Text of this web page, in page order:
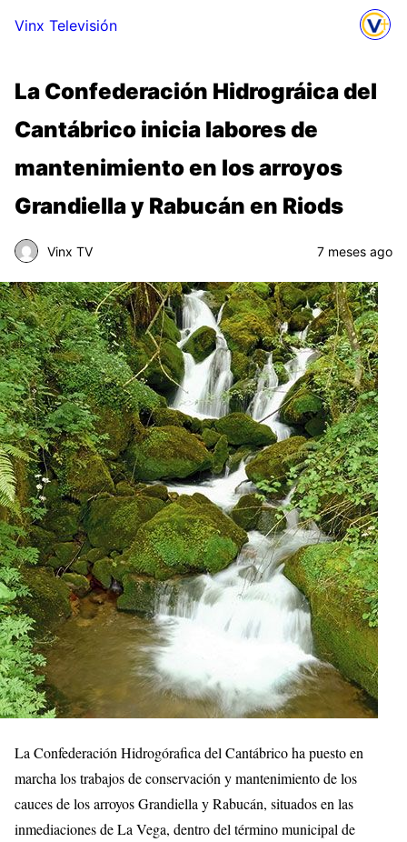
Vinx Televisión
La Confederación Hidrográica del
Cantábrico inicia labores de
mantenimiento en los arroyos
Grandiella y Rabucán en Riods
Vinx TV 7 meses ago
La Confederación Hidrogórafica del Cantábrico ha puesto en
marcha los trabajos de conservación y mantenimiento de los
cauces de los arroyos Grandiella y Rabucán, situados en las
inmediaciones de La Vega, dentro del término municipal de